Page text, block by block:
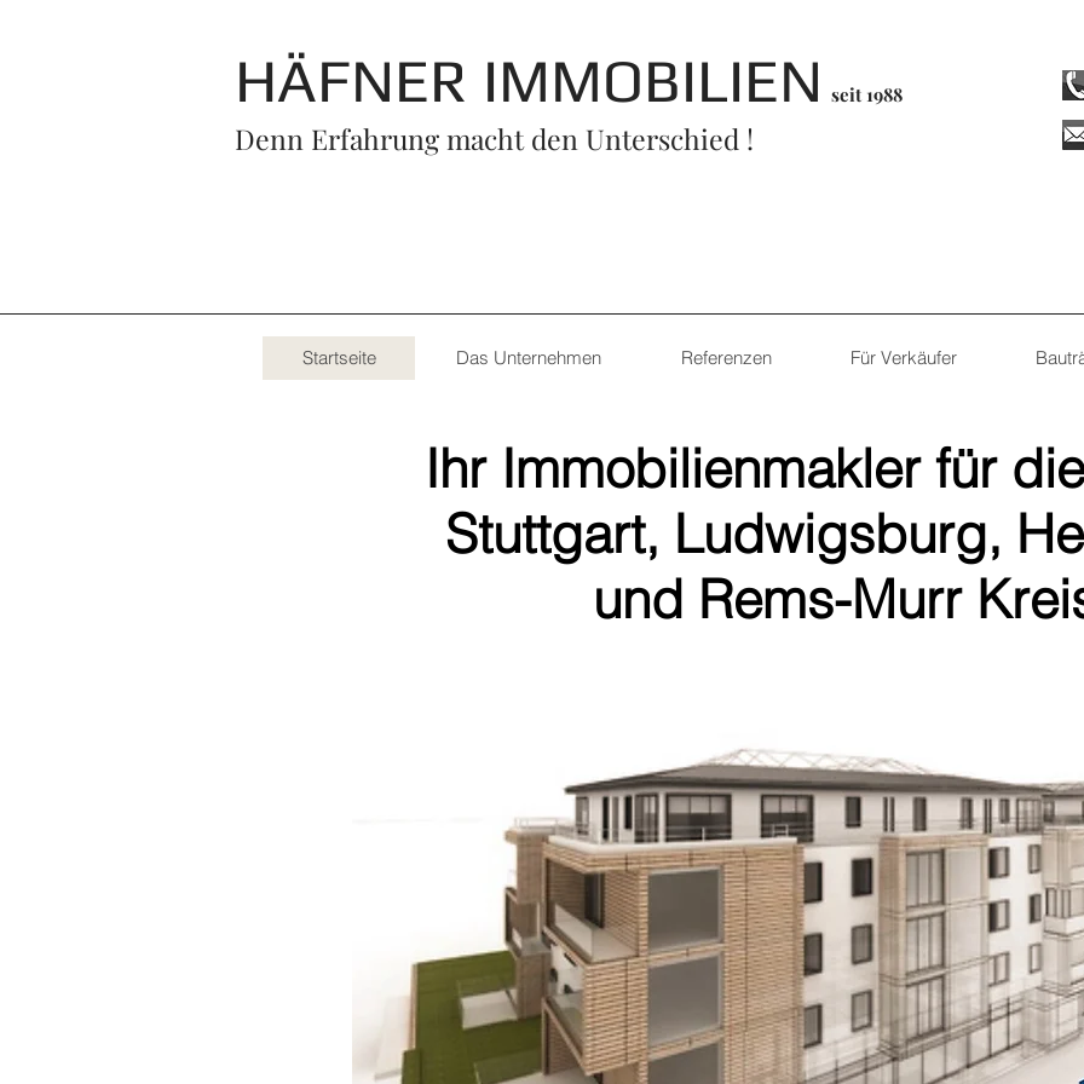
HÄFNER IMMOBILIEN seit 1988
Denn Erfahrung macht den Unterschied !
Startseite Das Unternehmen Referenzen Für Verkäufer
Ihr Immobilienmakler für
Stuttgart, Ludwigsburg,
und Rems-Murr